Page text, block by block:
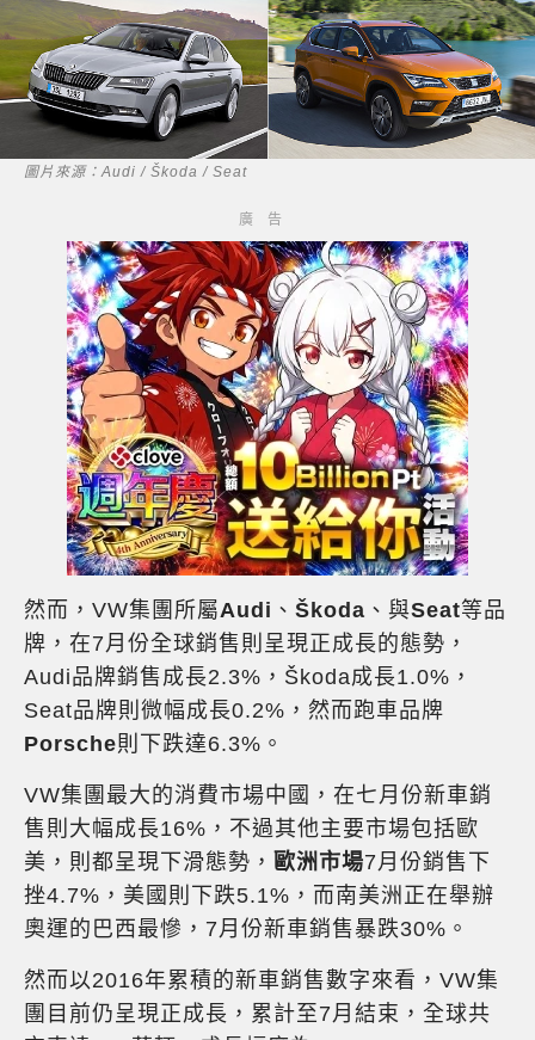
圖片來源：Audi / Škoda / Seat
然而，VW集團所屬Audi 、 Škoda 、與Seat等品
牌，在7月份全球銷售則呈現正成長的態勢，
Audi品牌銷售成長2.3%，Škoda成長1.0%，
Seat品牌則微幅成長0.2%，然而跑車品牌
Porsche則下跌達6.3%。
VW集團最大的消費市場中國，在七月份新車銷
售則大幅成長16%，不過其他主要市場包括歐
美，則都呈現下滑態勢， 歐洲市場7月份銷售下
挫4.7%，美國則下跌5.1%，而南美洲正在舉辦
奧運的巴西最慘，7月份新車銷售暴跌30%。
然而以2016年累積的新車銷售數字來看，VW集
團目前仍呈現正成長，累計至7月結束，全球共